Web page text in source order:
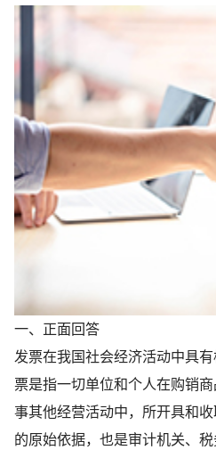
一、正面回答
发票在我国社会经济活动中具
票是指一切单位和个人在购销
事其他经营活动中，所开具和
的原始依据，也是审计机关、